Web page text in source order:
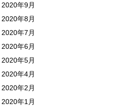
2020年9月
2020年8月
2020年7月
2020年6月
2020年5月
2020年4月
2020年2月
2020年1月